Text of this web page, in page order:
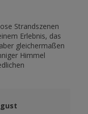
Strandszenen
Erlebnis, das
gleichermaßen
Himmel